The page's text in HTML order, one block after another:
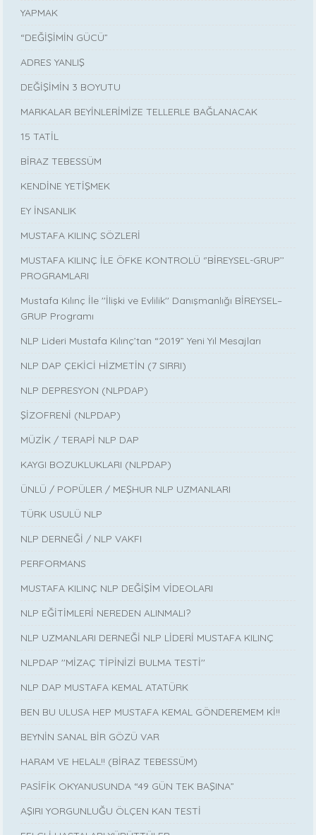
YAPMAK
“DEĞİŞİMİN GÜCÜ”
ADRES YANLIŞ
DEĞİŞİMİN 3 BOYUTU
MARKALAR BEYİNLERİMİZE TELLERLE BAĞLANACAK
15 TATİL
BİRAZ TEBESSÜM
KENDİNE YETİŞMEK
EY İNSANLIK
MUSTAFA KILINÇ SÖZLERİ
MUSTAFA KILINÇ İLE ÖFKE KONTROLÜ ‘’BİREYSEL-GRUP’’
PROGRAMLARI
Mustafa Kılınç İle ''İlişki ve Evlilik'' Danışmanlığı BİREYSEL–
GRUP Programı
NLP Lideri Mustafa Kılınç’tan “2019” Yeni Yıl Mesajları
NLP DAP ÇEKİCİ HİZMETİN (7 SIRRI)
NLP DEPRESYON (NLPDAP)
ŞİZOFRENİ (NLPDAP)
MÜZİK / TERAPİ NLP DAP
KAYGI BOZUKLUKLARI (NLPDAP)
ÜNLÜ / POPÜLER / MEŞHUR NLP UZMANLARI
TÜRK USULÜ NLP
NLP DERNEĞİ / NLP VAKFI
PERFORMANS
MUSTAFA KILINÇ NLP DEĞİŞİM VİDEOLARI
NLP EĞİTİMLERİ NEREDEN ALINMALI?
NLP UZMANLARI DERNEĞİ NLP LİDERİ MUSTAFA KILINÇ
NLPDAP ''MİZAÇ TİPİNİZİ BULMA TESTİ''
NLP DAP MUSTAFA KEMAL ATATÜRK
BEN BU ULUSA HEP MUSTAFA KEMAL GÖNDEREMEM Kİ!!
BEYNİN SANAL BİR GÖZÜ VAR
HARAM VE HELAL!! (BİRAZ TEBESSÜM)
PASİFİK OKYANUSUNDA “49 GÜN TEK BAŞINA”
AŞIRI YORGUNLUĞU ÖLÇEN KAN TESTİ